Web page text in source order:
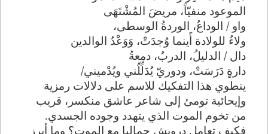
الموعود منفيّاً، مريضَ المُشْتَهَى
واو / الوداعُ، الوردةُ الوسطى،
ولاءٌ للولادة أَينما وُجدَتْ، وَوَعْدُ الوالدين
دال / الدليلُ، الدربُ، دمعةُ
دارةٍ دَرَسَتْ، ودوريّ يُدَلِّلُني ويُدْميني/
ينطوي هذا التفكيك للاسم على دلالات رمزية
وإيحائية تومئ إلى شاعر عاشق منكسر، قريب
من تخوم الموت الذي يتهدد وجوده الجسدي.
فكيف تعامل درويش جماليا مع الموت؟ وما أبرز